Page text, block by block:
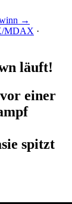
→
MDAX ·
läuft!
einer
spitzt